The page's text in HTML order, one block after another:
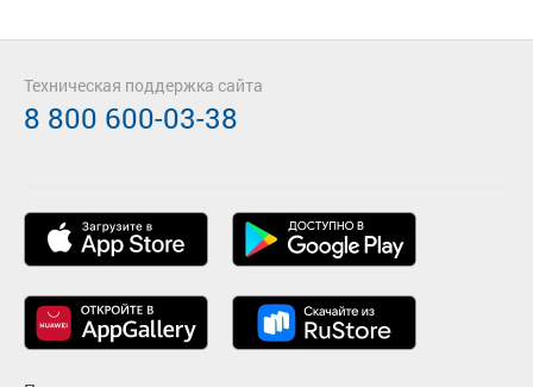
Техническая поддержка сайта
8 800 600-03-38